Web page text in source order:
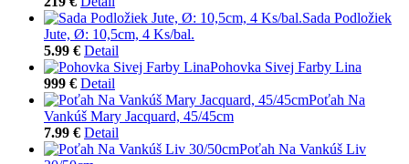
Sada Podložiek
Jute, Ø: 10,5cm, 4 Ks/bal.
5.99 € Detail
Pohovka Sivej Farby Lina
999 € Detail
Poťah Na
Vankúš Mary Jacquard, 45/45cm
7.99 € Detail
Poťah Na Vankúš Liv